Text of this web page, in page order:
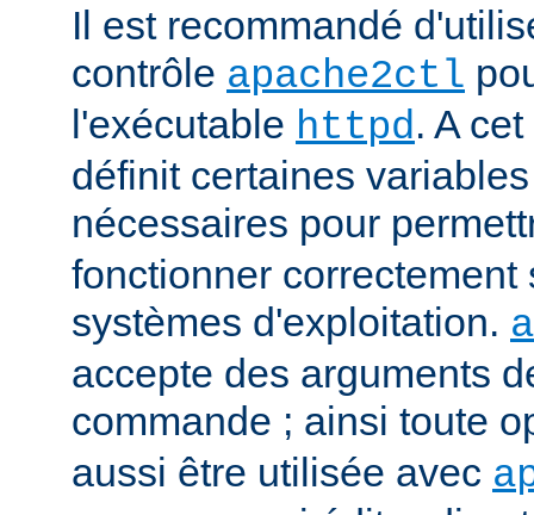
Il est recommandé
contrôle apache2ctl
l'exécutable httpd. A
définit certaines
nécessaires pour
fonctionner correctement
systèmes d'exploitation.
accepte des arguments
commande ; ainsi toute
aussi être utilisée avec